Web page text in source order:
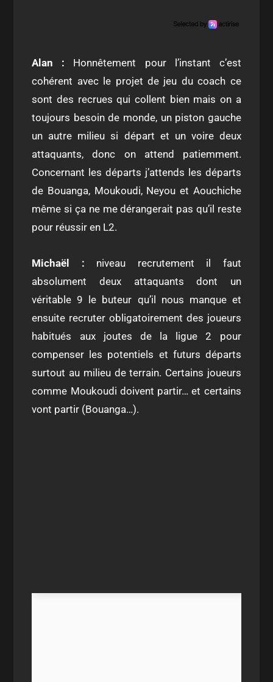
Alan : Honnêtement pour l’instant c’est
cohérent avec le projet de jeu du coach ce
sont des recrues qui collent bien mais on a
toujours besoin de monde, un piston gauche
un autre milieu si départ et un voire deux
attaquants, donc on attend patiemment.
Concernant les départs j’attends les départs
de Bouanga, Moukoudi, Neyou et Aouchiche
même si ça ne me dérangerait pas qu’il reste
pour réussir en L2.
Michaël : niveau recrutement il faut
absolument deux attaquants dont un
véritable 9 le buteur qu’il nous manque et
ensuite recruter obligatoirement des joueurs
habitués aux joutes de la ligue 2 pour
compenser les potentiels et futurs départs
surtout au milieu de terrain. Certains joueurs
comme Moukoudi doivent partir… et certains
vont partir (Bouanga…).